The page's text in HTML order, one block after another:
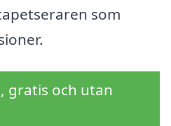
som
gratis och utan